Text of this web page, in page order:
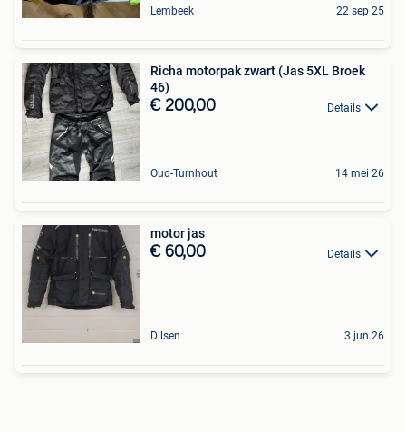
Lembeek 22 sep 25
Richa motorpak zwart (Jas 5XL Broek
46)
€ 200,00 Details
Oud-Turnhout 14 mei 26
motor jas
€ 60,00 Details
Dilsen 3 jun 26